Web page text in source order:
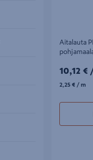
Aitalauta
10,12€/
10,12 €
2,25€/m
2,25 € / m